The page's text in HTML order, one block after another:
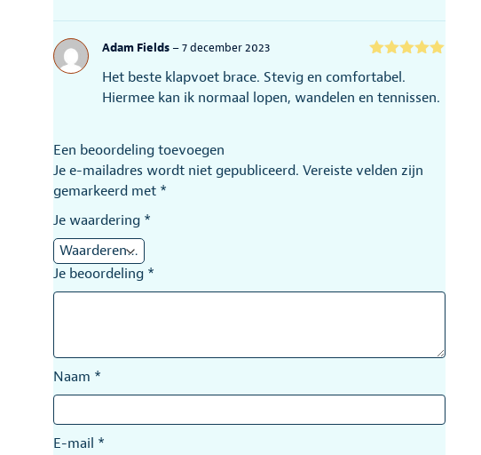
5uit 5
Adam Fields –7 december 2023
Het beste klapvoet brace. Stevig en comfortabel.
Hiermee kan ik normaal lopen, wandelen en tennissen.
Een beoordeling toevoegen
Je e-mailadres wordt niet gepubliceerd. Vereiste velden zijn
gemarkeerd met *
Je waardering *
Je beoordeling *
Naam *
E-mail *